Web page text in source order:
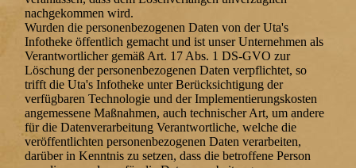
nachgekommen wird.
Wurden die personenbezogenen Daten von der Uta's
Infotheke öffentlich gemacht und ist unser Unternehmen als
Verantwortlicher gemäß Art. 17 Abs. 1 DS-GVO zur
Löschung der personenbezogenen Daten verpflichtet, so
trifft die Uta's Infotheke unter Berücksichtigung der
verfügbaren Technologie und der Implementierungskosten
angemessene Maßnahmen, auch technischer Art, um andere
für die Datenverarbeitung Verantwortliche, welche die
veröffentlichten personenbezogenen Daten verarbeiten,
darüber in Kenntnis zu setzen, dass die betroffene Person